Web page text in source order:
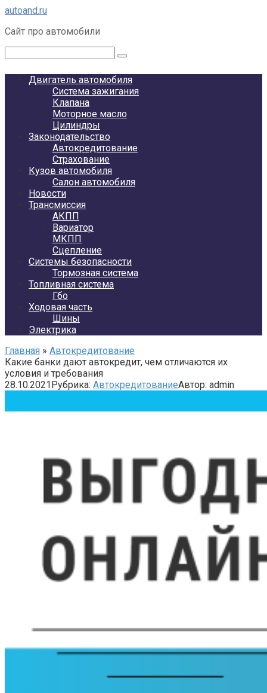
Перейти
контенту
autoand.ru
Сайт про автомобили
Двигатель автомобиля
Система зажигания
Клапана
Моторное масло
Цилиндры
Законодательство
Автокредитование
Страхование
Кузов автомобиля
Салон автомобиля
Новости
Трансмиссия
АКПП
Вариатор
МКПП
Сцепление
Системы безопасности
Тормозная система
Топливная система
Гбо
Ходовая часть
Шины
Электрика
Главная » Автокредитование
Какие банки дают автокредит, чем отличаются их
условия и требования
28.10.2021Рубрика: АвтокредитованиеАвтор: admin